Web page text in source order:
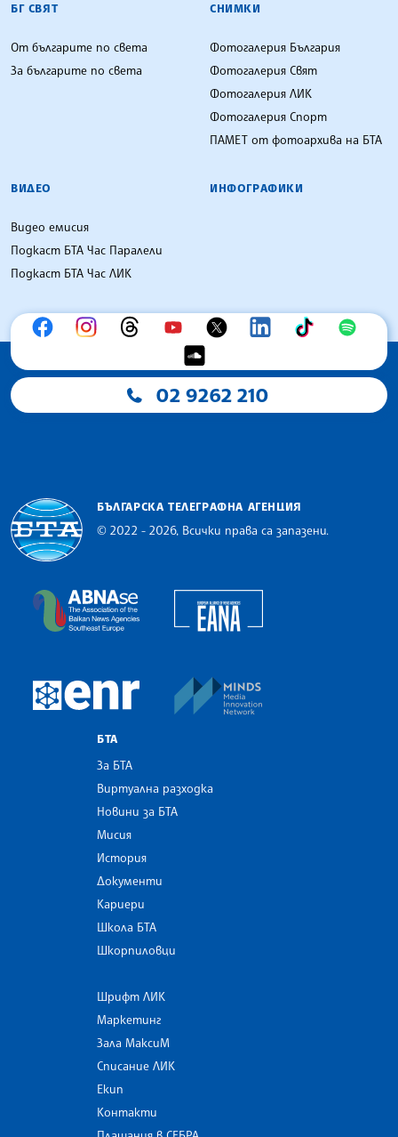
БГ СВЯТ
От българите по света
За българите по света
СНИМКИ
Фотогалерия България
Фотогалерия Свят
Фотогалерия ЛИК
Фотогалерия Спорт
ПАМЕТ от фотоархива на БТА
ВИДЕО
Видео емисия
Подкаст БТА Час Паралели
Подкаст БТА Час ЛИК
ИНФОГРАФИКИ
02 9262 210
БЪЛГАРСКА ТЕЛЕГРАФНА АГЕНЦИЯ
© 2022 - 2026, Всички права са запазени.
The Assocoation of the Balkan News Agencies
European Newsroom
БТА
За БТА
Виртуална разходка
Новини за БТА
Мисия
История
Документи
Кариери
Школа БТА
Шкорпиловци
Шрифт ЛИК
Маркетинг
Зала МаксиМ
Списание ЛИК
Екип
Контакти